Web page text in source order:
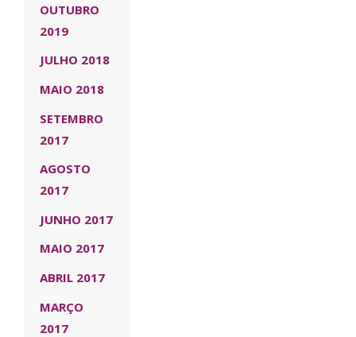
OUTUBRO
2019
JULHO 2018
MAIO 2018
SETEMBRO
2017
AGOSTO
2017
JUNHO 2017
MAIO 2017
ABRIL 2017
MARÇO
2017